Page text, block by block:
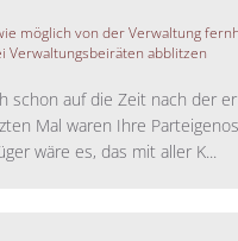
möglich von der Verwaltung
Verwaltungsbeiräten abblitzen
schon auf die Zeit nach der
Mal waren Ihre
wäre es, das mit aller K...